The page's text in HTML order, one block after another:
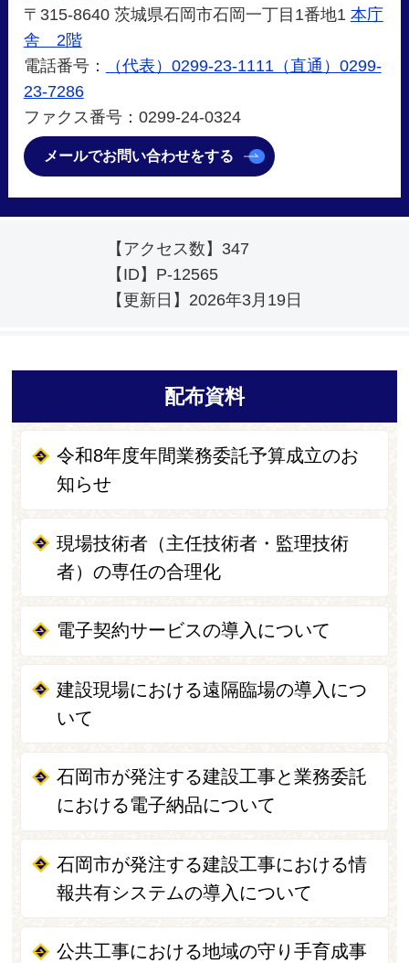
〒315-8640 茨城県石岡市石岡一丁目1番地1 本庁
舎 2階
電話番号：
（代表）0299-23-1111（直通）0299-
23-7286
ファクス番号：0299-24-0324
メールでお問い合わせをする
【アクセス数】 347
【ID】 P-12565
【更新日】 2026年3月19日
配布資料
令和8年度年間業務委託予算成立のお
知らせ
現場技術者（主任技術者・監理技術
者）の専任の合理化
電子契約サービスの導入について
建設現場における遠隔臨場の導入につ
いて
石岡市が発注する建設工事と業務委託
における電子納品について
石岡市が発注する建設工事における情
報共有システムの導入について
公共工事における地域の守り手育成事